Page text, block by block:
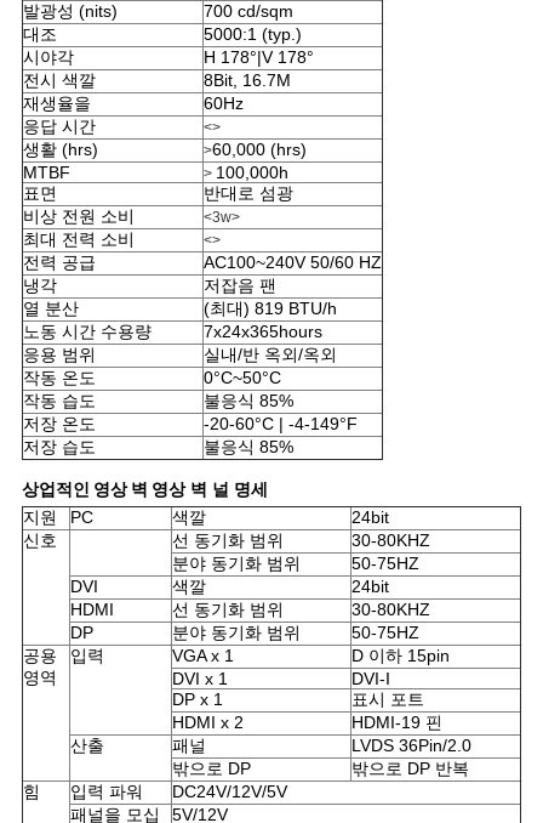
사
이
트
맵
PRIVACY
POLICY
발광성 (nits)
700 cd/sqm
대조
5000:1 (typ.)
시야각
H 178°|V 178°
전시 색깔
8Bit, 16.7M
재생율을
60Hz
응답 시간
<>
생활 (hrs) >60,000 (hrs)
MTBF
> 100,000h
표면
반대로 섬광
비상 전원 소비
<3w>
최대 전력 소비 <>
전력 공급
AC100~240V 50/60 HZ
냉각
저잡음 팬
열 분산
(최대) 819 BTU/h
노동 시간 수용량
7x24x365hours
응용 범위
실내/반 옥외/옥외
작동 온도
0°C~50°C
작동 습도
불응식 85%
저장 온도
-20-60°C | -4-149°F
저장 습도
불응식 85%
상업적인 영상 벽 영상 벽 널 명세
지원
PC 색깔
24bit
신호
선 동기화 범위
30-80KHZ
분야 동기화 범위
50-75HZ
DVI
색깔
24bit
HDMI
선 동기화 범위
30-80KHZ
DP
분야 동기화 범위
50-75HZ
공용
영역
입력 VGA x 1
D 이하 15pin
DVI x 1
DVI-I
DP x 1
표시 포트
HDMI x 2
HDMI-19 핀
산출
패널
LVDS 36Pin/2.0
밖으로 DP
밖으로 DP 반복
힘
입력 파워
DC24V/12V/5V
패널을 모십
5V/12V